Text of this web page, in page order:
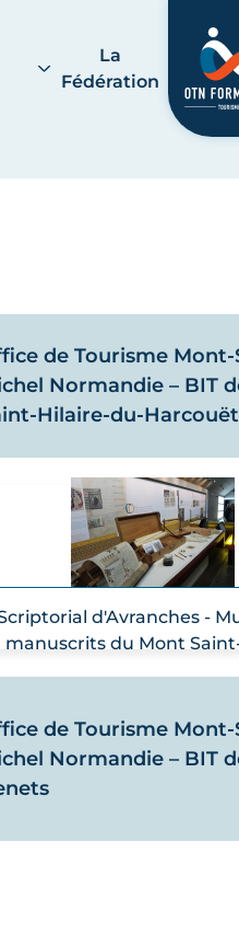
La
Fédération
de Tourisme Mont-
Normandie – BIT
Hilaire-du-Harcouët
d'Avranches -
manuscrits du Mont
de Tourisme Mont-
Normandie – BIT